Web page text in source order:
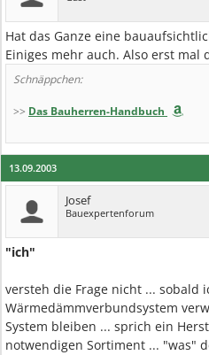
Hat das Ganze eine
Einiges mehr auch. Also erst mal
Schnäppchen:
>> Das Bauherren-Handbuch
13.09.2003
Josef
Bauexpertenforum
"ich"
versteh die Frage nicht ... sobald
Wärmedämmverbundsystem
System bleiben ... sprich ein
notwendigen Sortiment ... "was"